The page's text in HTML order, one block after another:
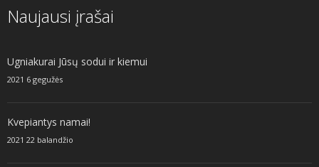
Naujausi įrašai
Ugniakurai Jūsų sodui ir kiemui
2021 6 gegužės
Kvepiantys namai!
2021 22 balandžio